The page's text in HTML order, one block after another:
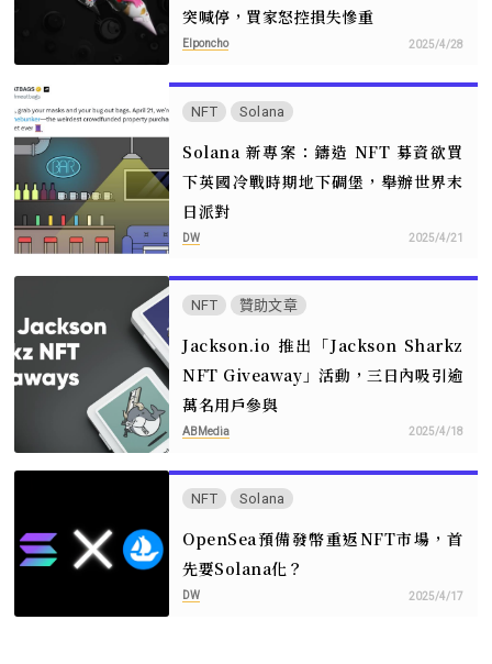
突喊停，買家怒控損失慘重
Elponcho 2025/4/28
NFT Solana
Solana 新專案：鑄造 NFT 募資欲買
下英國冷戰時期地下碉堡，舉辦世界末
日派對
DW 2025/4/21
NFT 贊助文章
Jackson.io 推出「Jackson Sharkz
NFT Giveaway」活動，三日內吸引逾
萬名用戶參與
ABMedia 2025/4/18
NFT Solana
OpenSea預備發幣重返NFT市場，首
先要Solana化？
DW 2025/4/17